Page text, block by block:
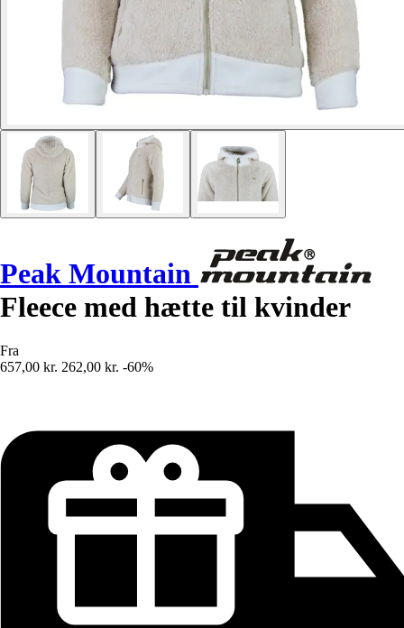
Peak Mountain
Fleece med hætte til kvinder
Fra
657,00 kr. 262,00 kr. -60%